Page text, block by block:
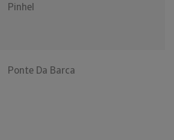
Pinhel
Ponte Da Barca